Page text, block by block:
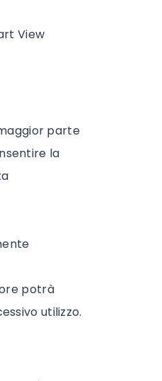
View
parte
la
potrà
utilizzo.